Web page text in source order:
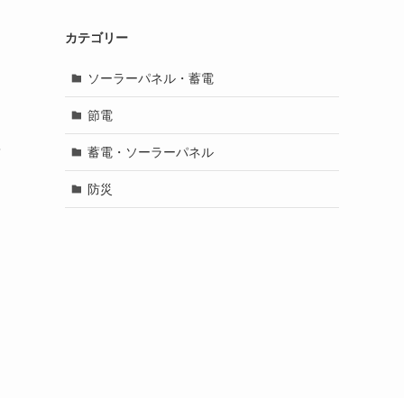
カテゴリー
ソーラーパネル・蓄電
節電
蓄電・ソーラーパネル
防災